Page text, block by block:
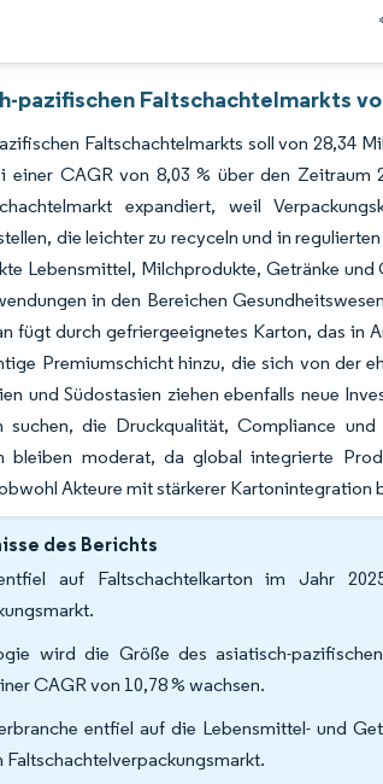
pazifischen Faltschachtelmarkts
Faltschachtelmarkts soll von 28,34
einer CAGR von 8,03 % über den Zeitraum
expandiert, weil
die leichter zu recyceln und in
Lebensmittel, Milchprodukte, Getränke
in den Bereichen
fügt durch gefriergeeignetes Karton, das in
Premiumschicht hinzu, die sich von der
und Südostasien ziehen ebenfalls neue
suchen, die Druckqualität, Compliance
bleiben moderat, da global integrierte
Akteure mit stärkerer
des Berichts
auf Faltschachtelkarton im Jahr
wird die Größe des asiatisch-
CAGR von 10,78 % wachsen.
entfiel auf die Lebensmittel- und